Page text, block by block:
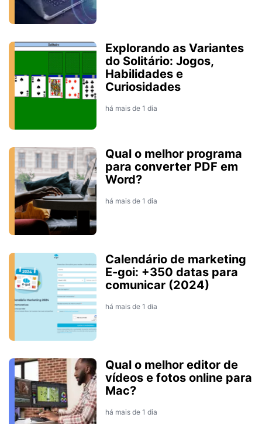
Explorando as Variantes
do Solitário: Jogos,
Habilidades e
Curiosidades
há mais de 1 dia
Qual o melhor programa
para converter PDF em
Word?
há mais de 1 dia
Calendário de marketing
E-goi: +350 datas para
comunicar (2024)
há mais de 1 dia
Qual o melhor editor de
vídeos e fotos online para
Mac?
há mais de 1 dia